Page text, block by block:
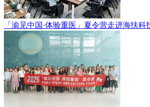
「渝见中国·体验重医」夏令营走进海扶科